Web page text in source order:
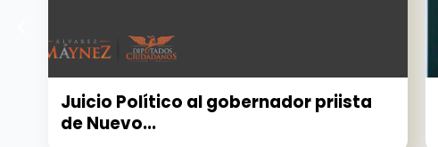
Juicio Político al gobernador priista
de Nuevo...